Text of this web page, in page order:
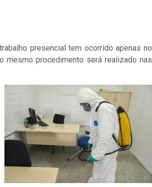
presencial tem ocorrido apenas no
mesmo procedimento será realizado nas